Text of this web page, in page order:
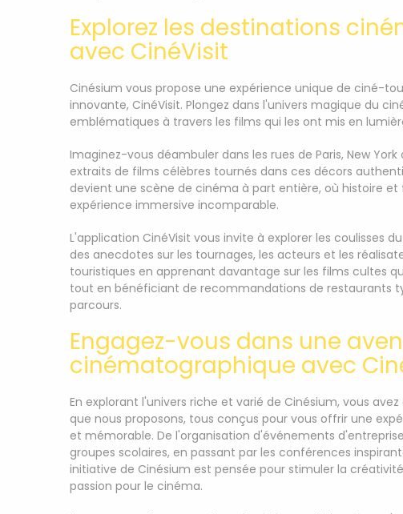
Explorez les destinations
avec CinéVisit
Cinésium vous propose une expérience unique de ciné-
innovante, CinéVisit. Plongez dans l'univers magique du
emblématiques à travers les films qui les ont mis en
Imaginez-vous déambuler dans les rues de Paris, New
extraits de films célèbres tournés dans ces décors
devient une scène de cinéma à part entière, où histoire
expérience immersive incomparable.
L'application CinéVisit vous invite à explorer les coulisses
des anecdotes sur les tournages, les acteurs et les
touristiques en apprenant davantage sur les films cultes
tout en bénéficiant de recommandations de restaurants
parcours.
Engagez-vous dans une
cinématographique avec
En explorant l'univers riche et varié de Cinésium, vous
que nous proposons, tous conçus pour vous offrir une
et mémorable. De l'organisation d'événements
groupes scolaires, en passant par les conférences
initiative de Cinésium est pensée pour stimuler la
passion pour le cinéma.